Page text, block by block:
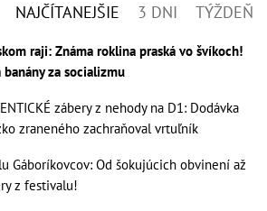
NAJČÍTANEJŠIE 3 DNI TÝŽDEŇ
raji: Známa roklina praská vo švíkoch!
banány za socializmu
zábery z nehody na D1: Dodávka
zraneného zachraňoval vrtuľník
Gáboríkovcov: Od šokujúcich obvinení až
z festivalu!